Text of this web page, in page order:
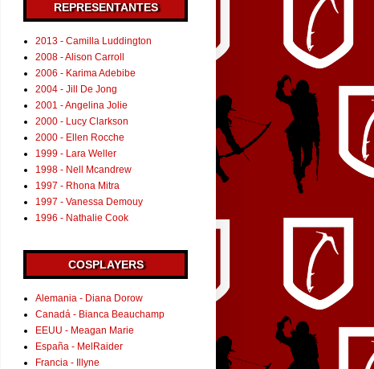
REPRESENTANTES
2013 - Camilla Luddington
2008 - Alison Carroll
2006 - Karima Adebibe
2004 - Jill De Jong
2001 - Angelina Jolie
2000 - Lucy Clarkson
2000 - Ellen Rocche
1999 - Lara Weller
1998 - Nell Mcandrew
1997 - Rhona Mitra
1997 - Vanessa Demouy
1996 - Nathalie Cook
COSPLAYERS
Alemania - Diana Dorow
Canadá - Bianca Beauchamp
EEUU - Meagan Marie
España - MelRaider
Francia - Illyne